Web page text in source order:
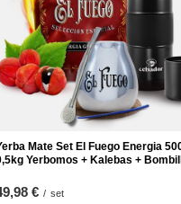
Mate Set El Fuego Energia
Yerbomos + Kalebas +
€ / set